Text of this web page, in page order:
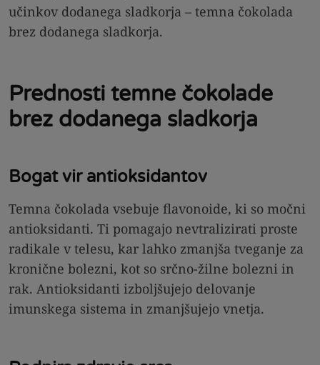
učinkov dodanega sladkorja – temna čokolada
brez dodanega sladkorja.
Prednosti temne čokolade
brez dodanega sladkorja
Bogat vir antioksidantov
Temna čokolada vsebuje flavonoide, ki so močni
antioksidanti. Ti pomagajo nevtralizirati proste
radikale v telesu, kar lahko zmanjša tveganje za
kronične bolezni, kot so srčno-žilne bolezni in
rak. Antioksidanti izboljšujejo delovanje
imunskega sistema in zmanjšujejo vnetja.